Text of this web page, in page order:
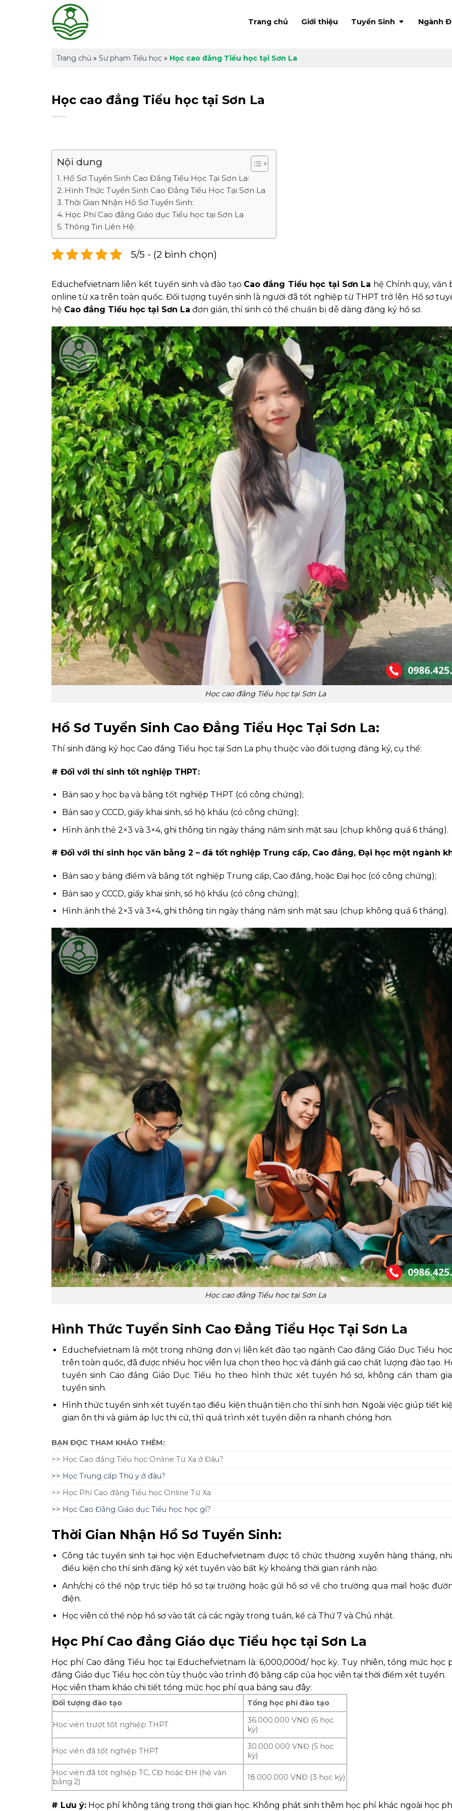
Trang chủ Giới thiệu Tuyển Sinh Ngành
Trang chủ » Sư phạm Tiểu học » Học cao đẳng Tiểu học tại Sơn La
Học cao đẳng Tiểu học tại Sơn La
Nội dung
Hồ Sơ Tuyển Sinh Cao Đẳng Tiểu Học Tại Sơn La:
Hình Thức Tuyển Sinh Cao Đẳng Tiểu Học Tại Sơn La
Thời Gian Nhận Hồ Sơ Tuyển Sinh:
Học Phí Cao đẳng Giáo dục Tiểu học tại Sơn La
Thông Tin Liên Hệ:
5/5 - (2 bình chọn)
Educhefvietnam liên kết tuyển sinh và đào tạo Cao đẳng Tiểu học tại Sơn La hệ Chính quy, văn
online từ xa trên toàn quốc. Đối tượng tuyển sinh là người đã tốt nghiệp từ THPT trở lên. Hồ sơ
hệ Cao đẳng Tiểu học tại Sơn La đơn giản, thí sinh có thể chuẩn bị dễ dàng đăng ký hồ sơ.
Học cao đẳng Tiểu học tại Sơn La
Hồ Sơ Tuyển Sinh Cao Đẳng Tiểu Học Tại Sơn La:
Thí sinh đăng ký học Cao đẳng Tiểu học tại Sơn La phụ thuộc vào đối tượng đăng ký, cụ thể:
# Đối với thí sinh tốt nghiệp THPT:
Bản sao y học bạ và bằng tốt nghiệp THPT (có công chứng);
Bản sao y CCCD, giấy khai sinh, sổ hộ khẩu (có công chứng);
Hình ảnh thẻ 2×3 và 3×4, ghi thông tin ngày tháng năm sinh mặt sau (chụp không quá 6 tháng).
# Đối với thí sinh học văn bằng 2 – đã tốt nghiệp Trung cấp, Cao đẳng, Đại học một ngành
Bản sao y bảng điểm và bằng tốt nghiệp Trung cấp, Cao đẳng, hoặc Đại học (có công chứng);
Bản sao y CCCD, giấy khai sinh, sổ hộ khẩu (có công chứng);
Hình ảnh thẻ 2×3 và 3×4, ghi thông tin ngày tháng năm sinh mặt sau (chụp không quá 6 tháng).
Học cao đẳng Tiểu học tại Sơn La
Hình Thức Tuyển Sinh Cao Đẳng Tiểu Học Tại Sơn La
Educhefvietnam là một trong những đơn vị liên kết đào tạo ngành Cao đẳng Giáo Dục Tiểu
trên toàn quốc, đã được nhiều học viên lựa chọn theo học và đánh giá cao chất lượng đào tạo.
tuyển sinh Cao đẳng Giáo Dục Tiểu họ theo hình thức xét tuyển hồ sơ, không cần tham
tuyển sinh.
Hình thức tuyển sinh xét tuyển tạo điều kiện thuận tiện cho thí sinh hơn. Ngoài việc giúp tiết
gian ôn thi và giảm áp lực thi cử, thì quá trình xét tuyển diễn ra nhanh chóng hơn.
BẠN ĐỌC THAM KHẢO THÊM:
>> Học Cao đẳng Tiểu học Online Từ Xa ở Đâu?
>> Học Trung cấp Thú y ở đâu?
>> Học Phí Cao đẳng Tiểu học Online Từ Xa
>> Học Cao Đẳng Giáo dục Tiểu học học gì?
Thời Gian Nhận Hồ Sơ Tuyển Sinh:
Công tác tuyển sinh tại học viện Educhefvietnam được tổ chức thường xuyên hàng tháng,
điều kiện cho thí sinh đăng ký xét tuyển vào bất kỳ khoảng thời gian rảnh nào.
Anh/chị có thể nộp trực tiếp hồ sơ tại trường hoặc gửi hồ sơ về cho trường qua mail hoặc
điện.
Học viên có thể nộp hồ sơ vào tất cả các ngày trong tuần, kể cả Thứ 7 và Chủ nhật.
Học Phí Cao đẳng Giáo dục Tiểu học tại Sơn La
Học phí Cao đẳng Tiểu học tại Educhefvietnam là: 6,000,000đ/ học kỳ. Tuy nhiên, tổng mức học
đẳng Giáo dục Tiểu học còn tùy thuộc vào trình độ bằng cấp của học viên tại thời điểm xét tuyển.
Học viên tham khảo chi tiết tổng mức học phí qua bảng sau đây:
Đối tượng đào tạo Tổng học phí đào tạo
Học viên trượt tốt nghiệp THPT
36.000.000 VNĐ (6 học
kỳ)
Học viên đã tốt nghiệp THPT
30.000.000 VNĐ (5 học
kỳ)
Học viên đã tốt nghiệp TC, CĐ hoặc ĐH (hệ văn
bằng 2)
18.000.000 VNĐ (3 học kỳ)
# Lưu ý: Học phí không tăng trong thời gian học. Không phát sinh thêm học phí khác ngoài học